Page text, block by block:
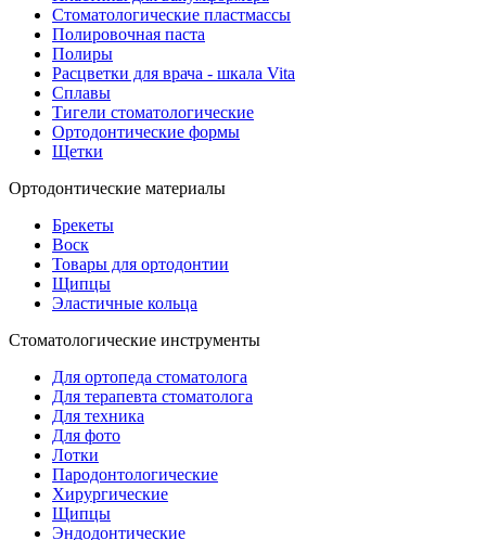
Стоматологические пластмассы
Полировочная паста
Полиры
Расцветки для врача - шкала Vita
Сплавы
Тигели стоматологические
Ортодонтические формы
Щетки
Ортодонтические материалы
Брекеты
Воск
Товары для ортодонтии
Щипцы
Эластичные кольца
Стоматологические инструменты
Для ортопеда стоматолога
Для терапевта стоматолога
Для техника
Для фото
Лотки
Пародонтологические
Хирургические
Щипцы
Эндодонтические